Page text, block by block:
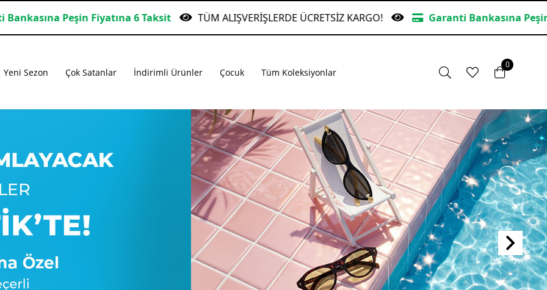
ÜCRETSİZ KARGO! Garanti Bankasına Peşin Fiyatına 6 Taksit TÜM ALIŞVERİŞLERDE ÜCRETSİZ
Yeni Sezon Çok Satanlar İndirimli Ürünler Çocuk Tüm Koleksiyonlar
0